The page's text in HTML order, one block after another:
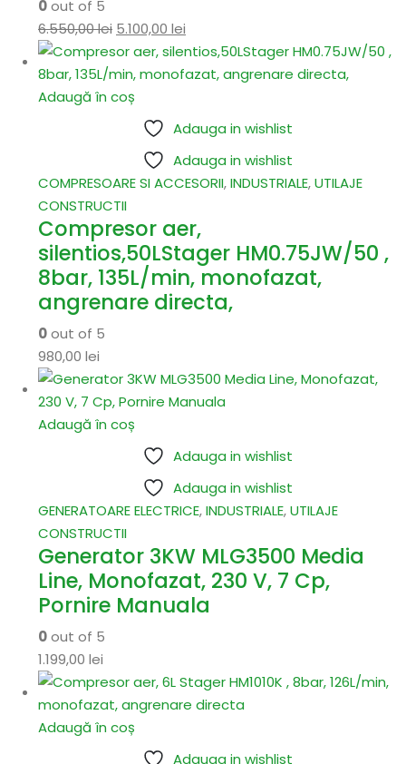
0out of 5
6.550,00lei 5.100,00 lei
Adaugă în coș
Adauga in wishlist
Adauga in wishlist
COMPRESOARE SI ACCESORII,INDUSTRIALE,UTILAJE
CONSTRUCTII
Compresor aer,
silentios,50LStager HM0.75JW/50 ,
8bar, 135L/min, monofazat,
angrenare directa,
0out of 5
980,00 lei
Adaugă în coș
Adauga in wishlist
Adauga in wishlist
GENERATOARE ELECTRICE,INDUSTRIALE,UTILAJE
CONSTRUCTII
Generator 3KW MLG3500 Media
Line, Monofazat, 230 V, 7 Cp,
Pornire Manuala
0out of 5
1.199,00 lei
Adaugă în coș
Adauga in wishlist